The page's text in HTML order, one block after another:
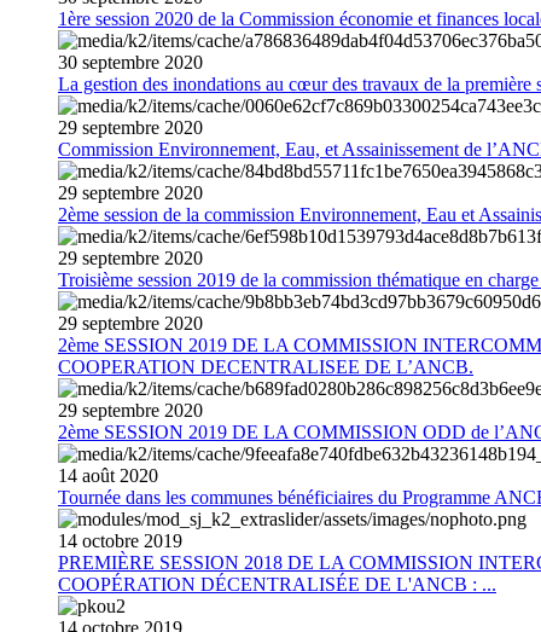
1ère session 2020 de la Commission économie et finances
30 septembre 2020
La gestion des inondations au cœur des travaux de la première
29 septembre 2020
Commission Environnement, Eau, et Assainissement de
29 septembre 2020
2ème session de la commission Environnement, Eau et
29 septembre 2020
Troisième session 2019 de la commission thématique en
29 septembre 2020
2ème SESSION 2019 DE LA COMMISSION
COOPERATION DECENTRALISEE DE L’ANCB.
29 septembre 2020
2ème SESSION 2019 DE LA COMMISSION ODD de
14 août 2020
Tournée dans les communes bénéficiaires du Programme
14 octobre 2019
PREMIÈRE SESSION 2018 DE LA COMMISSION
COOPÉRATION DÉCENTRALISÉE DE L'ANCB : ...
14 octobre 2019